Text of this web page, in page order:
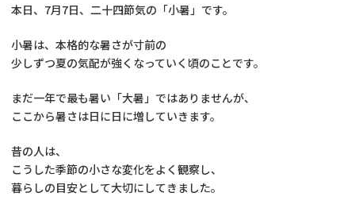
本日、7月7日、二十四節気の「小暑」です。
小暑は、本格的な暑さが寸前の
少しずつ夏の気配が強くなっていく頃のことです。
まだ一年で最も暑い「大暑」ではありませんが、
ここから暑さは日に日に増していきます。
昔の人は、
こうした季節の小さな変化をよく観察し、
暮らしの目安として大切にしてきました。